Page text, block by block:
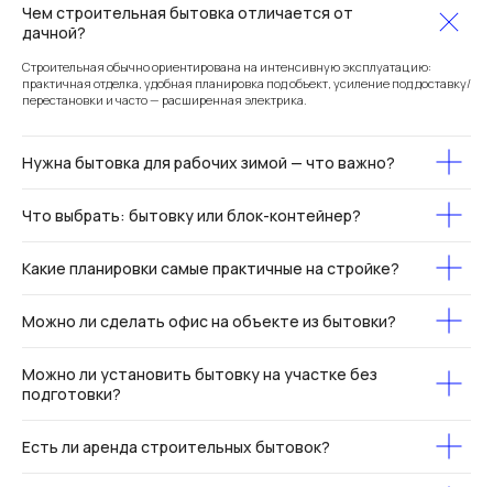
Чем строительная бытовка отличается от
дачной?
Строительная обычно ориентирована на интенсивную эксплуатацию:
практичная отделка, удобная планировка под объект, усиление под доставку/
перестановки и часто — расширенная электрика.
Нужна бытовка для рабочих зимой — что важно?
Что выбрать: бытовку или блок-контейнер?
Какие планировки самые практичные на стройке?
Можно ли сделать офис на объекте из бытовки?
Можно ли установить бытовку на участке без
подготовки?
Есть ли аренда строительных бытовок?